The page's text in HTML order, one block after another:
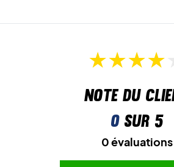
Note du
0sur 5
0 évaluations